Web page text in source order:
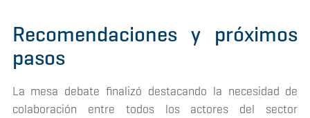
Recomendaciones y próximos
pasos
La mesa debate finalizó destacando la necesidad de
colaboración entre todos los actores del sector